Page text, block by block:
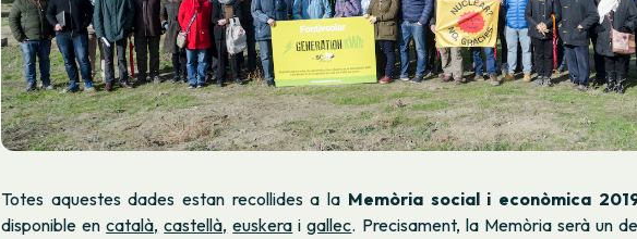
Totes aquestes dades estan recollides a la Memòria social i econòmica
disponible encatalà, castellà, euskera igallec. Precisament, la Memòria serà un